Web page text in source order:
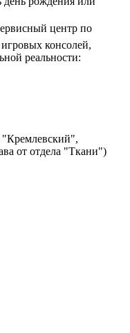
центр по
консолей,
реальности:
от отдела "Ткани")